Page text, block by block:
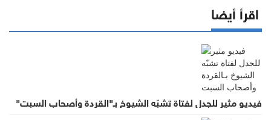
اقرأ أيضا
فيديو مثير للجدل لفتاة تشبّه الشيوخ بـ"القردة وأصحاب السبت"